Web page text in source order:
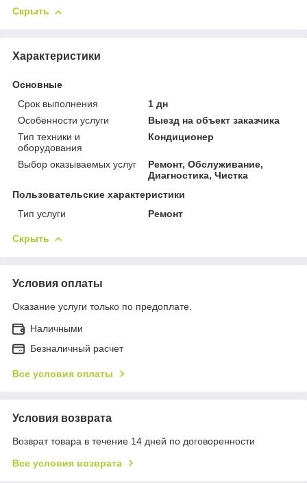
Скрыть
Характеристики
Основные
Срок выполнения
1 дн
Особенности услуги
Выезд на объект заказчика
Тип техники и
оборудования
Кондиционер
Выбор оказываемых услуг
Ремонт, Обслуживание,
Диагностика, Чистка
Пользовательские характеристики
Тип услуги
Ремонт
Скрыть
Условия оплаты
Оказание услуги только по предоплате.
Наличными
Безналичный расчет
Все условия оплаты
Условия возврата
Возврат товара в течение 14 дней по договоренности
Все условия возврата